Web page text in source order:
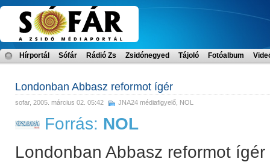
Hírportál Sófár Rádió Zs Zsidónegyed Tájoló Fotóalbum
Londonban Abbasz reformot ígér
sofar, 2005. március 02. 05:42 JNA24 médiafigyelő NOL
Forrás: NOL
Londonban Abbasz reformot ígér